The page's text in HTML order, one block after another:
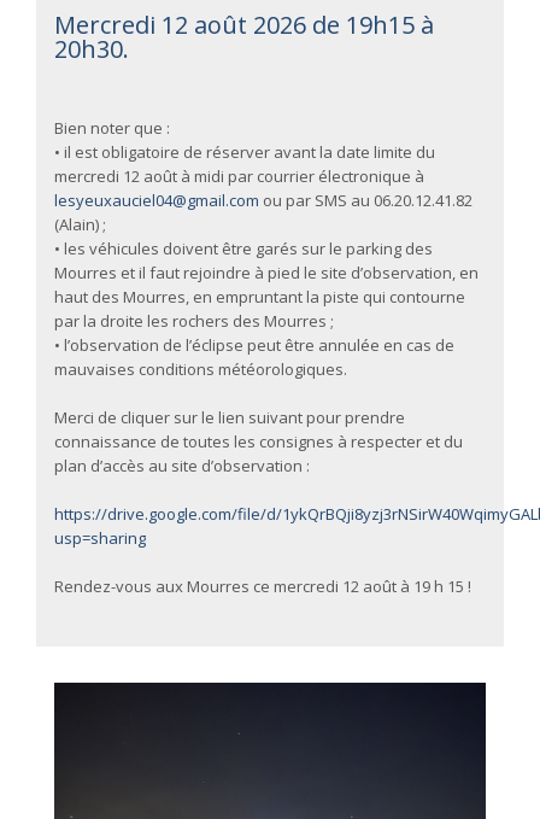
Mercredi 12 août 2026 de 19h15 à
20h30.
Bien noter que :
• il est obligatoire de réserver avant la date limite du
mercredi 12 août à midi par courrier électronique à
lesyeuxauciel04@gmail.com ou par SMS au 06.20.12.41.82
(Alain) ;
• les véhicules doivent être garés sur le parking des
Mourres et il faut rejoindre à pied le site d’observation, en
haut des Mourres, en empruntant la piste qui contourne
par la droite les rochers des Mourres ;
• l’observation de l’éclipse peut être annulée en cas de
mauvaises conditions météorologiques.
Merci de cliquer sur le lien suivant pour prendre
connaissance de toutes les consignes à respecter et du
plan d’accès au site d’observation :
https://drive.google.com/file/d/
usp=sharing
Rendez-vous aux Mourres ce mercredi 12 août à 19 h 15 !